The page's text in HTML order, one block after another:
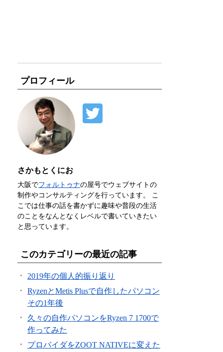
プロフィール
さかもとくにお
大阪でフォルトゥナの屋号でウェブサイトの
制作やコンサルティングを行っています。 こ
こでは仕事の話を書かずに趣味や普段の生活
のことをなんとなくレベルで書いていきたい
と思っています。
このカテゴリーの最近の記事
2019年の個人的振り返り
RyzenとMetis Plusで自作したパソコン
その1年後
久々の自作パソコンをRyzen 7 1700で
作ってみた
プロバイダをZOOT NATIVEに変えた